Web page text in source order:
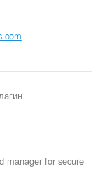
manager for secure